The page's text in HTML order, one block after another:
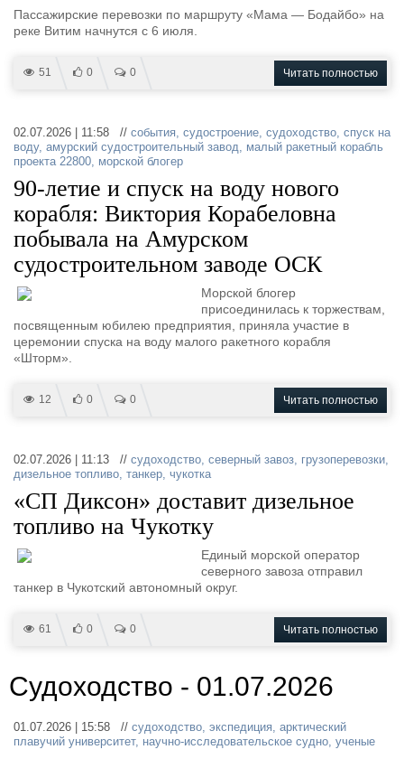
Пассажирские перевозки по маршруту «Мама — Бодайбо» на
реке Витим начнутся с 6 июля.
51 0 0 Читать полностью
02.07.2026 | 11:58 // события, судостроение, судоходство, спуск на
воду, амурский судостроительный завод, малый ракетный корабль
проекта 22800, морской блогер
90-летие и спуск на воду нового
корабля: Виктория Корабеловна
побывала на Амурском
судостроительном заводе ОСК
Морской блогер
присоединилась к торжествам,
посвященным юбилею предприятия, приняла участие в
церемонии спуска на воду малого ракетного корабля
«Шторм».
12 0 0 Читать полностью
02.07.2026 | 11:13 // судоходство, северный завоз, грузоперевозки,
дизельное топливо, танкер, чукотка
«СП Диксон» доставит дизельное
топливо на Чукотку
Единый морской оператор
северного завоза отправил
танкер в Чукотский автономный округ.
61 0 0 Читать полностью
Судоходство - 01.07.2026
01.07.2026 | 15:58 // судоходство, экспедиция, арктический
плавучий университет, научно-исследовательское судно, ученые